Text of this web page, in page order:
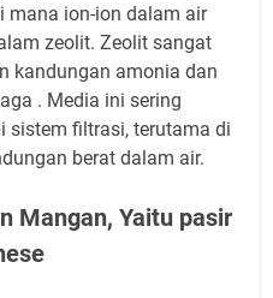
mana ion-ion dalam air
zeolit. Zeolit sangat
kandungan amonia dan
. Media ini sering
sistem filtrasi, terutama di
berat dalam air.
Mangan, Yaitu pasir